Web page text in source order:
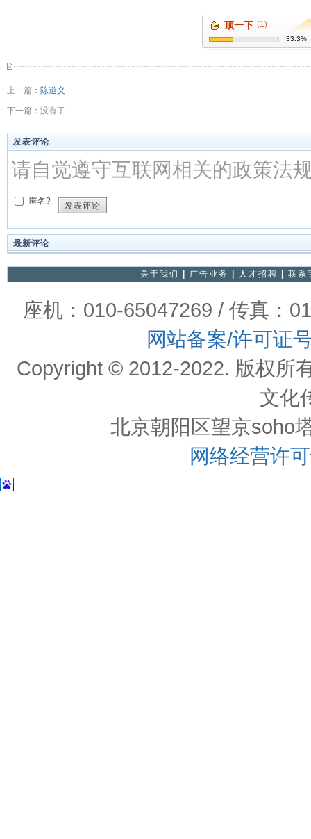
顶一下 (1)
33.3%
上一篇： 陈道义
下一篇：没有了
发表评论
请自觉遵守互联网相关的政策法
匿名?
发表评论
最新评论
关于我们 广告业务 人才招聘 联系
座机：010-65047269 / 传真：
网站备案/许可证
Copyright © 2012-2022. 版权所
文化
北京朝阳区望京soho
网络经营许